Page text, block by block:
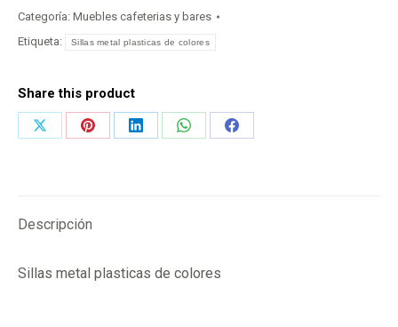
Categoría: Muebles cafeterias y bares
Etiqueta:
Sillas metal plasticas de colores
Share this product
Share
Share
Share
Share
Share
Descripción
Sillas metal plasticas de colores